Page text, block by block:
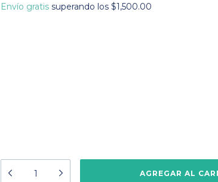
Envío gratis superando los $1,500.00